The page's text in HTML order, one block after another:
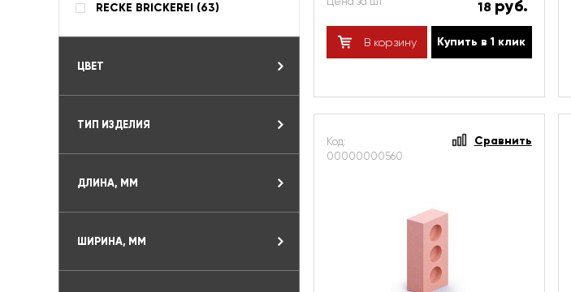
RECKE BRICKEREI (63)
ЦВЕТ
ТИП ИЗДЕЛИЯ
ДЛИНА, ММ
ШИРИНА, ММ
18 руб.
В корзину Купить в 1 клик
Код:
00000000560
Сравнить